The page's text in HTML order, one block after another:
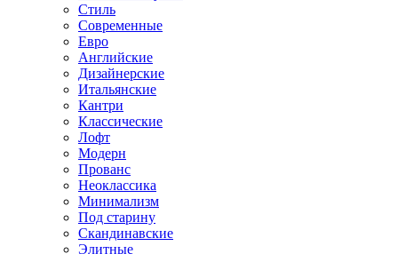
Стиль
Современные
Евро
Английские
Дизайнерские
Итальянские
Кантри
Классические
Лофт
Модерн
Прованс
Неоклассика
Минимализм
Под старину
Скандинавские
Элитные